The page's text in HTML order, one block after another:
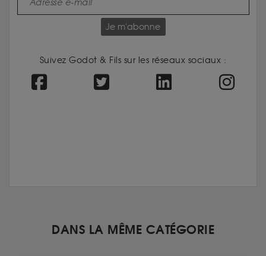
Je m'abonne
Suivez Godot & Fils sur les réseaux sociaux :
DANS LA MÊME CATÉGORIE